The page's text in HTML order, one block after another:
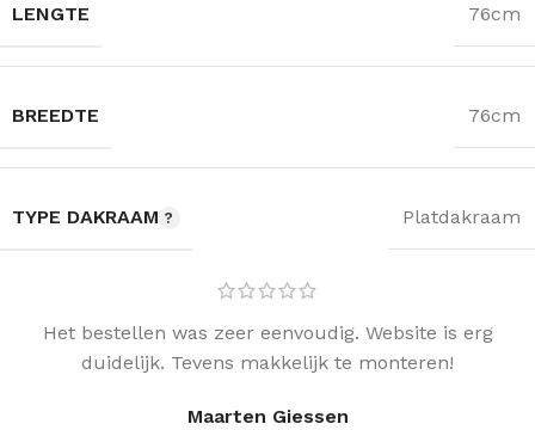
LENGTE 76cm
BREEDTE 76cm
TYPE DAKRAAM Platdakraam
Het bestellen was zeer eenvoudig. Website is erg
duidelijk. Tevens makkelijk te monteren!
Maarten Giessen